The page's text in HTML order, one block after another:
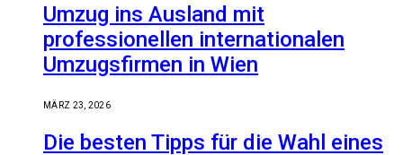
Umzug ins Ausland mit
professionellen internationalen
Umzugsfirmen in Wien
MÄRZ 23, 2026
Die besten Tipps für die Wahl eines